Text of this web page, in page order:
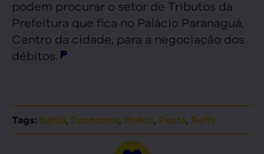
podem procurar o setor de Tributos da
Prefeitura que fica no Palácio Paranaguá,
Centro da cidade, para a negociação dos
débitos.
Tags: Bahia, Economia, Ilhéus, Pauta, Refis